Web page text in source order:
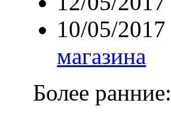
10/05/
магазина
Более ранние: